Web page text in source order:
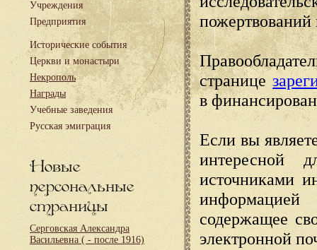
Учреждения
Предприятия
Исторические события
Церкви и монастыри
Некрополь
Награды
Учебные заведения
Русская эмиграция
Новые
персональные
страницы
Серговская Александра
Васильевна ( - после 1916)
пожертвований
странице
в
Если вы
интересной
источниками
содержащее
электронной